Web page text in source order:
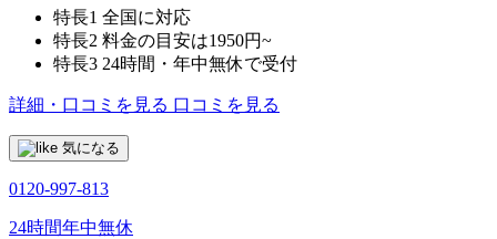
特長1 全国に対応
特長2 料金の目安は1950円~
特長3 24時間・年中無休で受付
詳細・口コミを見る 口コミを見る
気になる
0120-997-813
24時間年中無休